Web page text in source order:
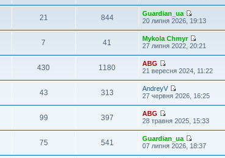
21 844
Guardian_ua
20 липня 2026, 19:13
7 41
Mykola Chmyr
27 липня 2022, 20:21
430 1180
ABG
21 вересня 2024, 11:22
43 313
AndreyV
27 червня 2026, 16:25
99 397
ABG
28 травня 2025, 15:33
75 541
Guardian_ua
07 липня 2026, 18:37